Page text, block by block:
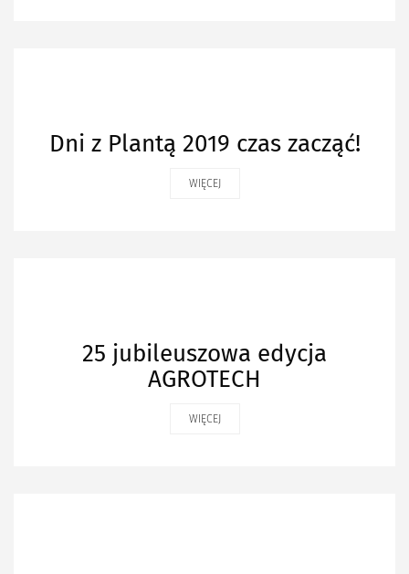
Dni z Plantą 2019 czas zacząć!
WIĘCEJ
25 jubileuszowa edycja
AGROTECH
WIĘCEJ